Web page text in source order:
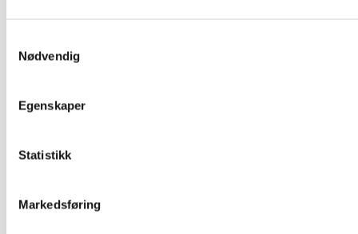
Nødvendig
Egenskaper
Statistikk
Markedsføring